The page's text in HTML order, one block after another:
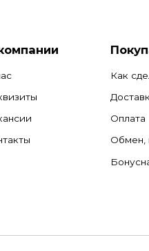
Как
Оплата
Обмен,